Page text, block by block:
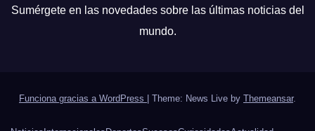
Sumérgete en las novedades sobre las últimas noticias del
mundo.
Funciona gracias a WordPress Theme: News Live by Themeansar.